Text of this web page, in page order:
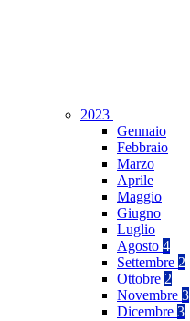
2023
Gennaio
Febbraio
Marzo
Aprile
Maggio
Giugno
Luglio
Agosto 4
Settembre 2
Ottobre 2
Novembre 3
Dicembre 3